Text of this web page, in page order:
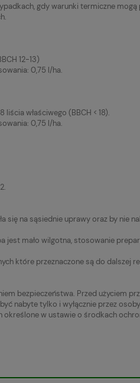
gdy warunki termiczne
12-13)
0,75 l/ha.
właściwego (BBCH < 18).
0,75 l/ha.
się na sąsiednie uprawy oraz by nie
jest mało wilgotna, stosowanie
które przeznaczone są do dalszej
bezpieczeństwa. Przed użyciem
nabyte tylko i wyłącznie przez
w ustawie o środkach